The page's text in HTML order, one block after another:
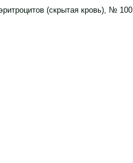
(скрытая кровь), № 100